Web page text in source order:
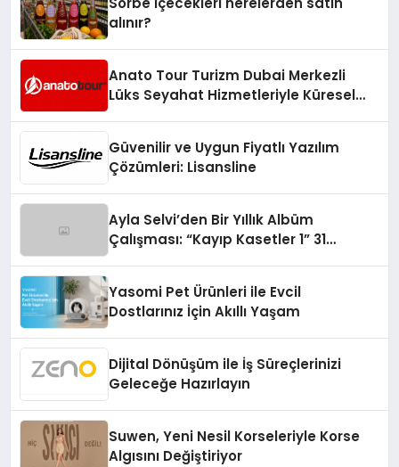
alınır?
Anato Tour Turizm Dubai Merkezli
Lüks Seyahat Hizmetleriyle Küresel
Güvenilir ve Uygun Fiyatlı Yazılım
Çözümleri: Lisansline
Ayla Selvi’den Bir Yıllık Albüm
Çalışması: “Kayıp Kasetler 1” 31
Yasomi Pet Ürünleri ile Evcil
Dostlarınız İçin Akıllı Yaşam
Dijital Dönüşüm ile İş Süreçlerinizi
Geleceğe Hazırlayın
Suwen, Yeni Nesil Korseleriyle Korse
Algısını Değiştiriyor